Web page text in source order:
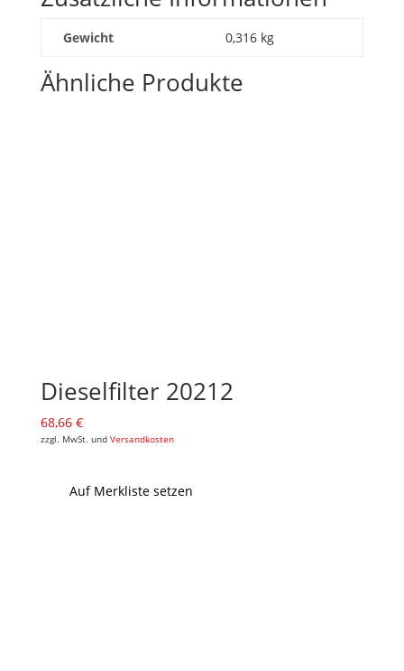
Gewicht 0,316 kg
Ähnliche Produkte
Dieselfilter 20212
68,66 €
zzgl. MwSt. und Versandkosten
Auf Merkliste setzen